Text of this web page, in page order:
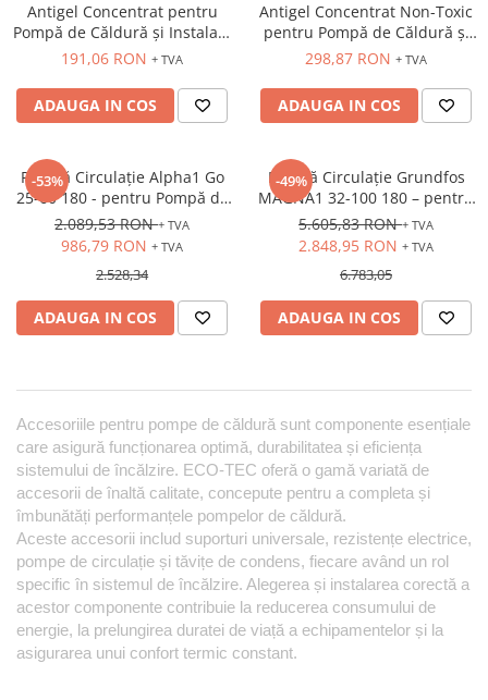
Antigel Concentrat pentru
Pompă de Căldură și Instalații
Termice - X100
191,06 RON + TVA
ADAUGA IN COS
Antigel Concentrat Non-Toxic
pentru Pompă de Căldură și
Instalații Termice - TS100
298,87 RON + TVA
ADAUGA IN COS
-53%
Pompă Circulație Alpha1 Go
25-60 180 - pentru Pompă de
Căldură
2.089,53 RON+ TVA
986,79 RON + TVA
2.528,34
ADAUGA IN COS
-49%
Pompă Circulație Grundfos
MAGNA1 32-100 180 – pentru
Pompă de Căldură
5.605,83 RON+ TVA
2.848,95 RON + TVA
6.783,05
ADAUGA IN COS
Accesoriile pentru pompe de căldură sunt componente esențiale
care asigură funcționarea optimă, durabilitatea și eficiența
sistemului de încălzire. ECO-TEC oferă o gamă variată de
accesorii de înaltă calitate, concepute pentru a completa și
îmbunătăți performanțele pompelor de căldură.
Aceste accesorii includ suporturi universale, rezistențe electrice,
pompe de circulație și tăvițe de condens, fiecare având un rol
specific în sistemul de încălzire. Alegerea și instalarea corectă a
acestor componente contribuie la reducerea consumului de
energie, la prelungirea duratei de viață a echipamentelor și la
asigurarea unui confort termic constant.